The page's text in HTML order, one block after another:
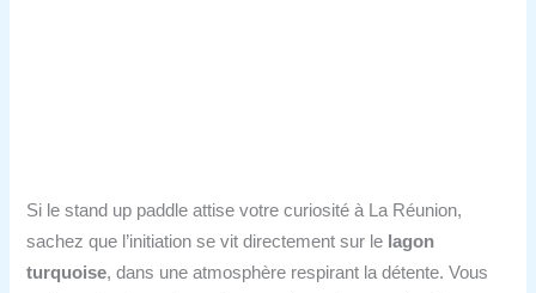
Si le stand up paddle attise votre curiosité à La Réunion,
sachez que l’initiation se vit directement sur le lagon
turquoise, dans une atmosphère respirant la détente. Vous